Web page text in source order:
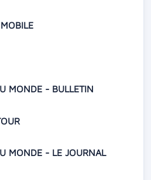
MONDE - BULLETIN
MONDE - LE JOURNAL